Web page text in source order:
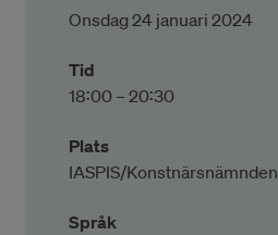
Onsdag 24 januari 2024
Tid
18:00 – 20:30
Plats
IASPIS/Konstnärsnämnden
Språk